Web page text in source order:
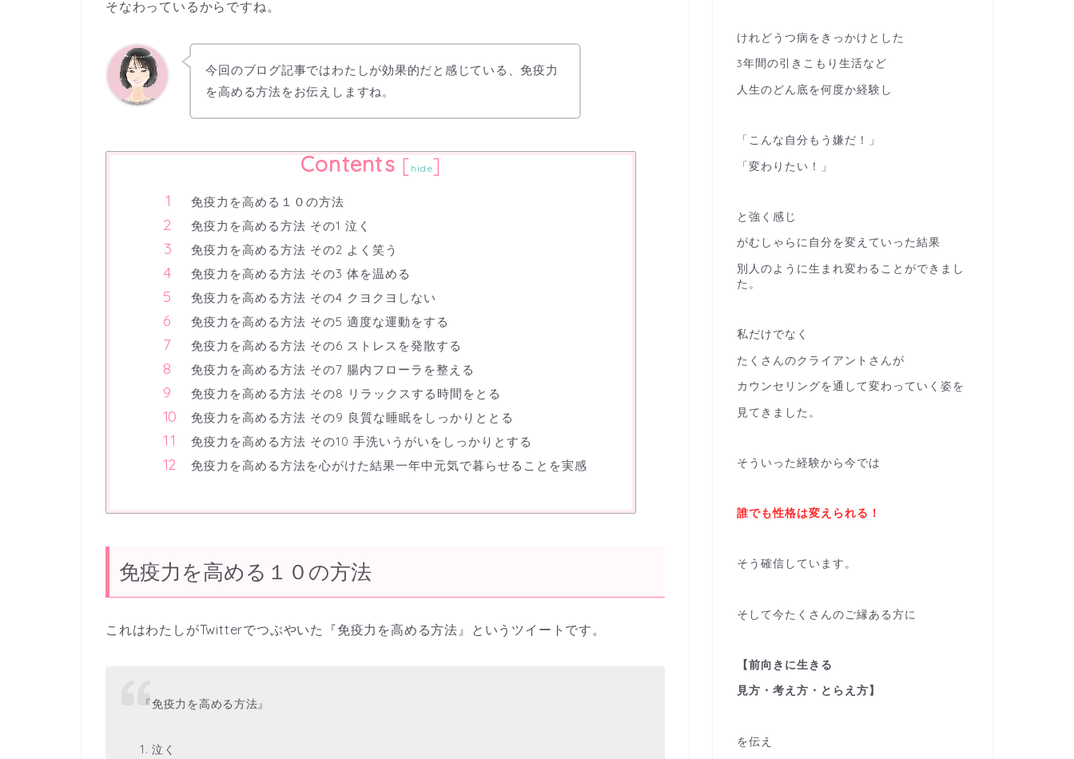
そなわっているからですね。
今回のブログ記事ではわたしが効果的だと感じている、免疫力
を高める方法をお伝えしますね。
Contents [ hide]
免疫力を高める１０の方法
免疫力を高める方法 その1 泣く
免疫力を高める方法 その2 よく笑う
免疫力を高める方法 その3 体を温める
免疫力を高める方法 その4 クヨクヨしない
免疫力を高める方法 その5 適度な運動をする
免疫力を高める方法 その6 ストレスを発散する
免疫力を高める方法 その7 腸内フローラを整える
免疫力を高める方法 その8 リラックスする時間をとる
免疫力を高める方法 その9 良質な睡眠をしっかりととる
免疫力を高める方法 その10 手洗いうがいをしっかりとする
免疫力を高める方法を心がけた結果一年中元気で暮らせることを実感
免疫力を高める１０の方法
これはわたしがTwitterでつぶやいた『免疫力を高める方法』というツイートです。
『免疫力を高める方法』
1. 泣く
けれどうつ病をきっかけとした
3年間の引きこもり生活など
人生のどん底を何度か経験し
「こんな自分もう嫌だ！」
「変わりたい！」
と強く感じ
がむしゃらに自分を変えていった結果
別人のように生まれ変わることができまし
た。
私だけでなく
たくさんのクライアントさんが
カウンセリングを通して変わっていく姿を
見てきました。
そういった経験から今では
誰でも性格は変えられる！
そう確信しています。
そして今たくさんのご縁ある方に
【前向きに生きる
見方・考え方・とらえ方】
を伝え